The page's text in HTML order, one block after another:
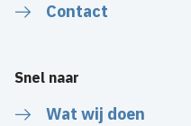
Contact
Snel naar
Wat wij doen